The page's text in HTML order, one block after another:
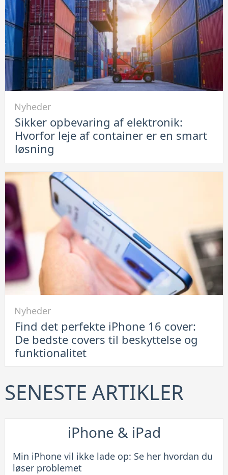
op:
Se
her
hvordan
du
løser
problemet
Sikker
opbevaring
Hvorfor
leje
af
container
er
en
smart
løsning
Nyheder
Sikker opbevaring af elektronik:
Hvorfor leje af container er en smart
løsning
Find
det
perfekte
16
cover:
til
beskyttelse
Nyheder
Find det perfekte iPhone 16 cover:
De bedste covers til beskyttelse og
funktionalitet
SENESTE ARTIKLER
iPhone & iPad
Min iPhone vil ikke lade op: Se her hvordan du
løser problemet